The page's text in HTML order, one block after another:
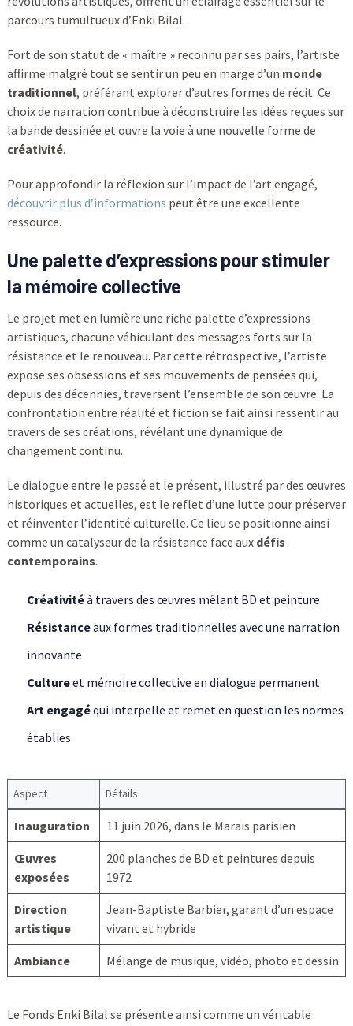
parcours tumultueux d’Enki Bilal.
Fort de son statut de « maître » reconnu par ses pairs, l’artiste
affirme malgré tout se sentir un peu en marge d’un monde
traditionnel, préférant explorer d’autres formes de récit. Ce
choix de narration contribue à déconstruire les idées reçues sur
la bande dessinée et ouvre la voie à une nouvelle forme de
créativité.
Pour approfondir la réflexion sur l’impact de l’art engagé,
découvrir plus d’informations peut être une excellente
ressource.
Une palette d’expressions pour stimuler
la mémoire collective
Le projet met en lumière une riche palette d’expressions
artistiques, chacune véhiculant des messages forts sur la
résistance et le renouveau. Par cette rétrospective, l’artiste
expose ses obsessions et ses mouvements de pensées qui,
depuis des décennies, traversent l’ensemble de son œuvre. La
confrontation entre réalité et fiction se fait ainsi ressentir au
travers de ses créations, révélant une dynamique de
changement continu.
Le dialogue entre le passé et le présent, illustré par des œuvres
historiques et actuelles, est le reflet d’une lutte pour préserver
et réinventer l’identité culturelle. Ce lieu se positionne ainsi
comme un catalyseur de la résistance face aux défis
contemporains.
Créativitéà travers des œuvres mêlant BD et peinture
Résistanceaux formes traditionnelles avec une narration
innovante
Cultureet mémoire collective en dialogue permanent
Art engagéqui interpelle et remet en question les normes
établies
Aspect Détails
Inauguration 11 juin 2026, dans le Marais parisien
Œuvres
exposées
200 planches de BD et peintures depuis
1972
Direction
artistique
Jean-Baptiste Barbier, garant d’un espace
vivant et hybride
Ambiance Mélange de musique, vidéo, photo et dessin
Le Fonds Enki Bilal se présente ainsi comme un véritable